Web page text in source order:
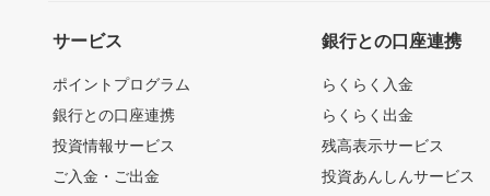
サービス
ポイントプログラム
銀行との口座連携
投資情報サービス
ご入金・ご出金
銀行との口座連携
らくらく入金
らくらく出金
残高表示サービス
投資あんしんサービス